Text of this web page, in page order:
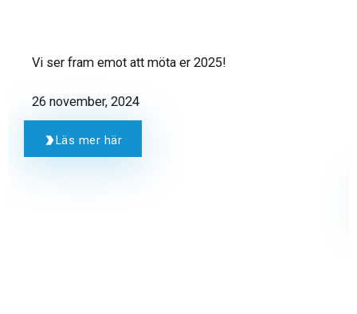
Vi ser fram emot att möta er 2025!
26 november, 2024
Läs mer här